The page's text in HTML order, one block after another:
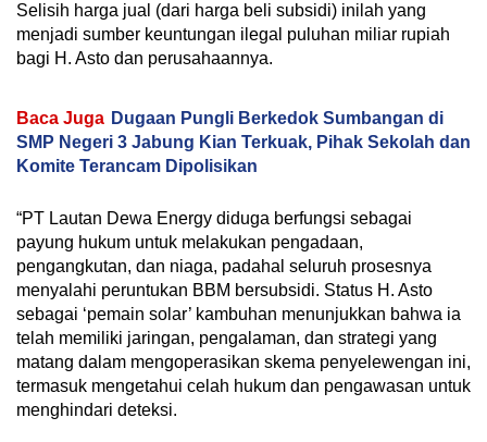
Selisih harga jual (dari harga beli subsidi) inilah yang
menjadi sumber keuntungan ilegal puluhan miliar rupiah
bagi H. Asto dan perusahaannya.
Baca Juga Dugaan Pungli Berkedok Sumbangan di
SMP Negeri 3 Jabung Kian Terkuak, Pihak Sekolah dan
Komite Terancam Dipolisikan
“PT Lautan Dewa Energy diduga berfungsi sebagai
payung hukum untuk melakukan pengadaan,
pengangkutan, dan niaga, padahal seluruh prosesnya
menyalahi peruntukan BBM bersubsidi. Status H. Asto
sebagai ‘pemain solar’ kambuhan menunjukkan bahwa ia
telah memiliki jaringan, pengalaman, dan strategi yang
matang dalam mengoperasikan skema penyelewengan ini,
termasuk mengetahui celah hukum dan pengawasan untuk
menghindari deteksi.